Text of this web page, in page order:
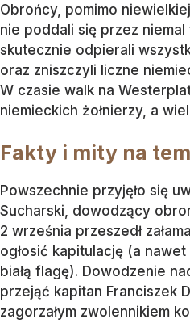
Obrońcy, pomimo
nie poddali się przez
skutecznie odpierali
oraz zniszczyli liczne
W czasie walk na
niemieckich żołnierzy, a
Fakty i mity na
Powszechnie przyjęło się
Sucharski, dowodzący
2 września przeszedł
ogłosić kapitulację (a
białą flagę). Dowodzenie
przejąć kapitan Franciszek
zagorzałym zwolennikiem